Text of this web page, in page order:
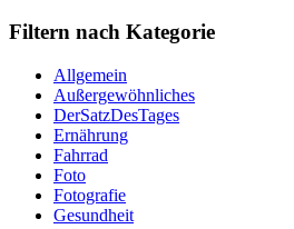
Filtern nach Kategorie
Allgemein
Außergewöhnliches
DerSatzDesTages
Ernährung
Fahrrad
Foto
Fotografie
Gesundheit